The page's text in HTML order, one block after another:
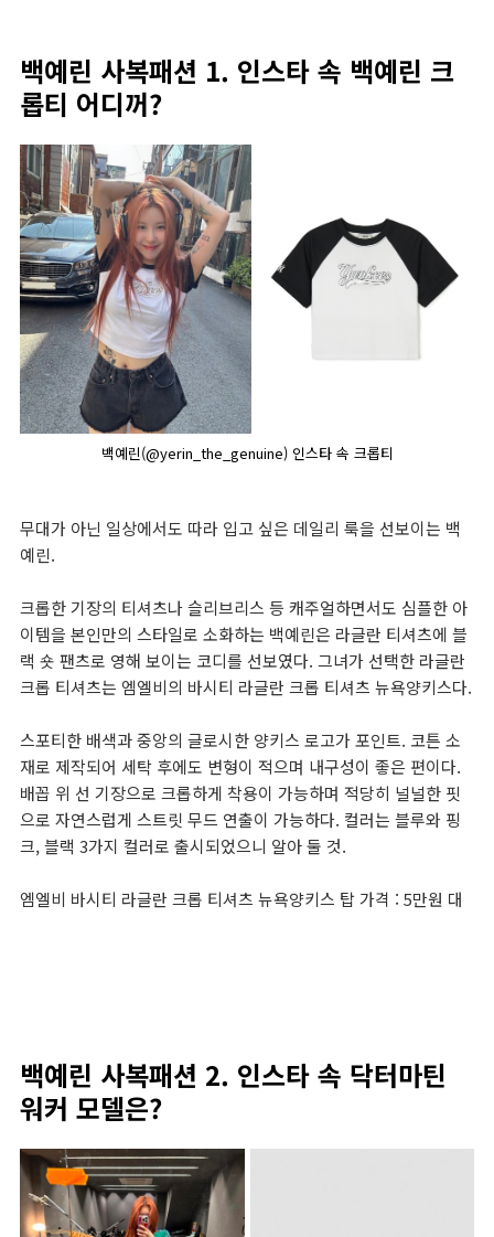
백예린 사복패션 1. 인스타 속 백예린 크
롭티 어디꺼?
백예린(@yerin_the_genuine) 인스타 속 크롭티
무대가 아닌 일상에서도 따라 입고 싶은 데일리 룩을 선보이는 백
예린.
크롭한 기장의 티셔츠나 슬리브리스 등 캐주얼하면서도 심플한 아
이템을 본인만의 스타일로 소화하는 백예린은 라글란 티셔츠에 블
랙 숏 팬츠로 영해 보이는 코디를 선보였다. 그녀가 선택한 라글란
크롭 티셔츠는 엠엘비의 바시티 라글란 크롭 티셔츠 뉴욕양키스다.
스포티한 배색과 중앙의 글로시한 양키스 로고가 포인트. 코튼 소
재로 제작되어 세탁 후에도 변형이 적으며 내구성이 좋은 편이다.
배꼽 위 선 기장으로 크롭하게 착용이 가능하며 적당히 널널한 핏
으로 자연스럽게 스트릿 무드 연출이 가능하다. 컬러는 블루와 핑
크, 블랙 3가지 컬러로 출시되었으니 알아 둘 것.
엠엘비 바시티 라글란 크롭 티셔츠 뉴욕양키스 탑 가격 : 5만원 대
백예린 사복패션 2. 인스타 속 닥터마틴
워커 모델은?